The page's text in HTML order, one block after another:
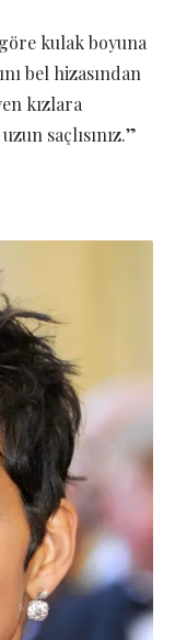
kulak boyuna
bel hizasından
kızlara
saçlısınız.”